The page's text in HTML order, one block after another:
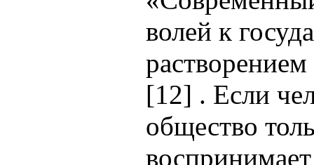
волей к
[12] . Если
общество